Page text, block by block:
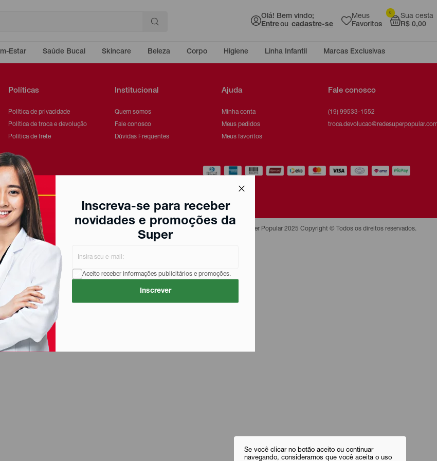
Olá! Bem vindo;
Entreou cadastre-se
Meus
Favoritos
Sua cesta
R$ 0,00
0
Inscreva-se para receber
novidades e promoções da
Super
Aceito receber informações publicitários e promoções.
Inscrever
Se você clicar no botão aceito ou continuar
navegando, consideramos que você aceita o uso
Estar Saúde Bucal Skincare Beleza Corpo Higiene Linha Infantil Marcas Exclusivas
Políticas
Política de privacidade
Política de troca e devolução
Política de frete
Institucional
Quem somos
Fale conosco
Dúvidas Frequentes
Ajuda
Minha conta
Meus pedidos
Meus favoritos
Fale conosco
(19) 99533-1552
Super Popular 2025 Copyright © Todos os direitos reservados.